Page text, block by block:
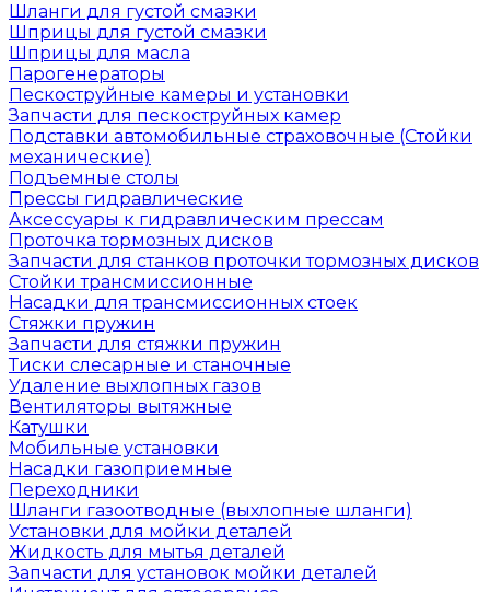
Шланги для густой смазки
Шприцы для густой смазки
Шприцы для масла
Парогенераторы
Пескоструйные камеры и установки
Запчасти для пескоструйных камер
Подставки автомобильные страховочные (Стойки
механические)
Подъемные столы
Прессы гидравлические
Аксессуары к гидравлическим прессам
Проточка тормозных дисков
Запчасти для станков проточки тормозных дисков
Стойки трансмиссионные
Насадки для трансмиссионных стоек
Стяжки пружин
Запчасти для стяжки пружин
Тиски слесарные и станочные
Удаление выхлопных газов
Вентиляторы вытяжные
Катушки
Мобильные установки
Насадки газоприемные
Переходники
Шланги газоотводные (выхлопные шланги)
Установки для мойки деталей
Жидкость для мытья деталей
Запчасти для установок мойки деталей